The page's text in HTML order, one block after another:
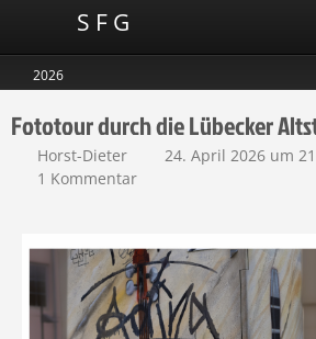
S F G
2026
Fototour durch die Lübecker
Horst-Dieter 24. April 2026 um
1 Kommentar